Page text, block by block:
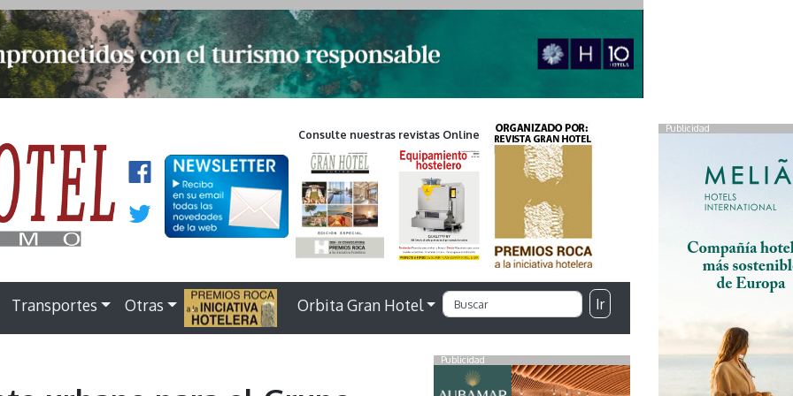
Publicidad
Consulte nuestras revistas Online
Transportes Otras . Orbita Gran Hotel Ir
Publicidad